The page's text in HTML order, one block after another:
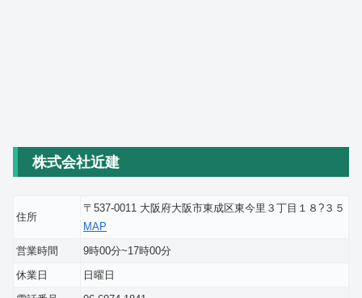
株式会社近建
住所
〒537-0011 大阪府大阪市東成区東今里３丁目１８?３５
MAP
営業時間
9時00分~17時00分
休業日
日曜日